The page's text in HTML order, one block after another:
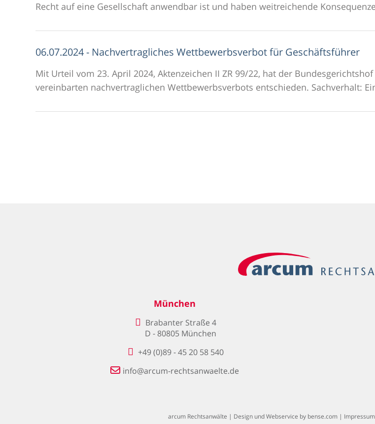
Recht auf eine Gesellschaft anwendbar ist und haben weitreichende
06.07.2024 - Nachvertragliches Wettbewerbsverbot für Geschäftsführer
Mit Urteil vom 23. April 2024, Aktenzeichen II ZR 99/22, hat der
vereinbarten nachvertraglichen Wettbewerbsverbots entschieden. Sachverhalt:
München
Brabanter Straße 4
D - 80805 München
+49 (0)89 - 45 20 58 540
info@arcum-rechtsanwaelte.de
arcum Rechtsanwälte | Design und Webservice by bense.com| Impressum